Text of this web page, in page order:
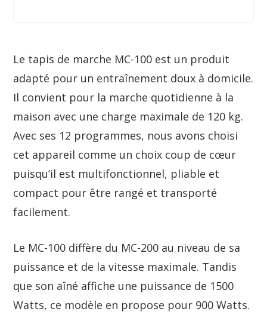
Le tapis de marche MC-100 est un produit
adapté pour un entraînement doux à domicile.
Il convient pour la marche quotidienne à la
maison avec une charge maximale de 120 kg.
Avec ses 12 programmes, nous avons choisi
cet appareil comme un choix coup de cœur
puisqu’il est multifonctionnel, pliable et
compact pour être rangé et transporté
facilement.
Le MC-100 diffère du MC-200 au niveau de sa
puissance et de la vitesse maximale. Tandis
que son aîné affiche une puissance de 1500
Watts, ce modèle en propose pour 900 Watts.